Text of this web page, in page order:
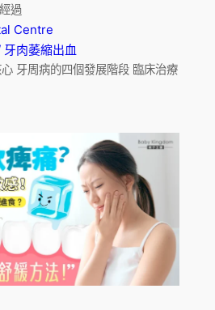
過
Centre
肉萎縮出血
牙周病的四個發展階段 臨床治療